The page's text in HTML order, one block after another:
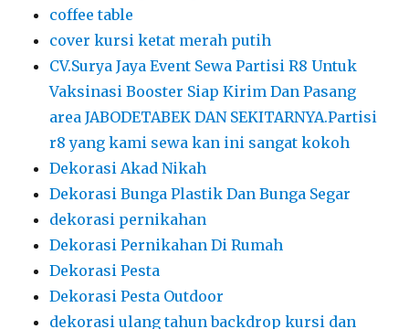
coffee table
cover kursi ketat merah putih
CV.Surya Jaya Event Sewa Partisi R8 Untuk
Vaksinasi Booster Siap Kirim Dan Pasang
area JABODETABEK DAN SEKITARNYA.Partisi
r8 yang kami sewa kan ini sangat kokoh
Dekorasi Akad Nikah
Dekorasi Bunga Plastik Dan Bunga Segar
dekorasi pernikahan
Dekorasi Pernikahan Di Rumah
Dekorasi Pesta
Dekorasi Pesta Outdoor
dekorasi ulang tahun backdrop kursi dan